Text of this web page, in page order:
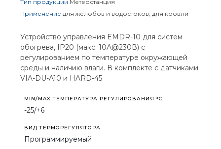
Тип продукции Метеостанция
Применение для желобов и водостоков, для кровли
Устройство управления EMDR-10 для систем
обогрева, IP20 (макс. 10А@230В) с
регулированием по температуре окружающей
среды и наличию влаги. В комплекте с датчиками
VIA-DU-A10 и HARD-45
MIN/MAX ТЕМПЕРАТУРА РЕГУЛИРОВАНИЯ °С
-25/+6
ВИД ТЕРМОРЕГУЛЯТОРА
Программируемый